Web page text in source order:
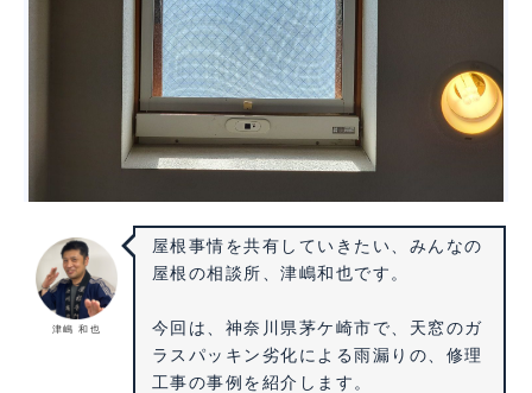
津嶋 和也
屋根事情を共有していきたい、みんなの
屋根の相談所、津嶋和也です。
今回は、神奈川県茅ケ崎市で、天窓のガ
ラスパッキン劣化による雨漏りの、修理
工事の事例を紹介します。